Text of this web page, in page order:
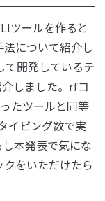
ツールを作ると
について紹介し
て開発しているテ
介しました。rfコ
たツールと同等
イピング数で実
本発表で気にな
をいただけたら